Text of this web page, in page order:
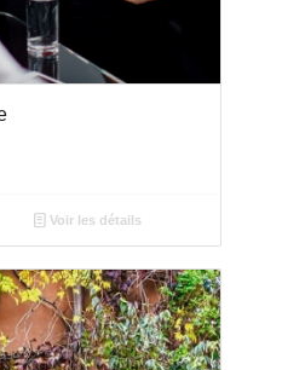
Voir les détails